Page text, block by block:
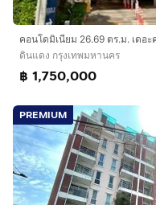
ดินแดง กรุงเทพมหานคร
฿ 1,750,000
PREMIUM